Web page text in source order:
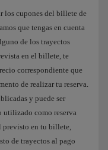
los cupones del billete de
que tengas en cuenta
de los trayectos
en el billete, te
correspondiente que
de realizar tu reserva.
y puede ser
utilizado como reserva
previsto en tu billete,
de trayectos al pago